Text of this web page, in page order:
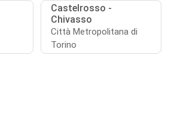
Castelrosso -
Chivasso
Città Metropolitana di
Torino